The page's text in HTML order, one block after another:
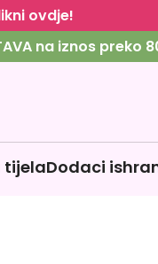
ovdje!
na iznos preko
tijelaDodaci